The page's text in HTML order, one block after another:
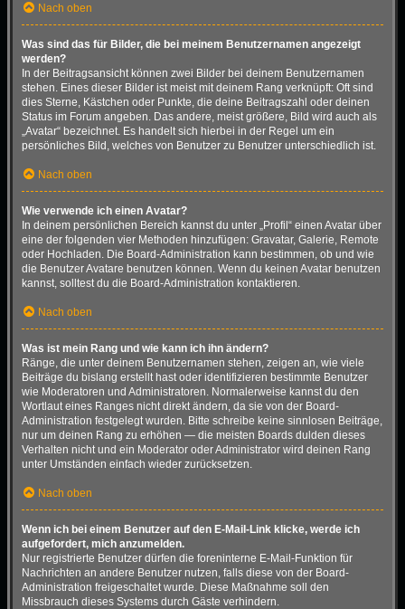
Nach oben
Was sind das für Bilder, die bei meinem Benutzernamen angezeigt
werden?
In der Beitragsansicht können zwei Bilder bei deinem Benutzernamen
stehen. Eines dieser Bilder ist meist mit deinem Rang verknüpft: Oft sind
dies Sterne, Kästchen oder Punkte, die deine Beitragszahl oder deinen
Status im Forum angeben. Das andere, meist größere, Bild wird auch als
„Avatar“ bezeichnet. Es handelt sich hierbei in der Regel um ein
persönliches Bild, welches von Benutzer zu Benutzer unterschiedlich ist.
Nach oben
Wie verwende ich einen Avatar?
In deinem persönlichen Bereich kannst du unter „Profil“ einen Avatar über
eine der folgenden vier Methoden hinzufügen: Gravatar, Galerie, Remote
oder Hochladen. Die Board-Administration kann bestimmen, ob und wie
die Benutzer Avatare benutzen können. Wenn du keinen Avatar benutzen
kannst, solltest du die Board-Administration kontaktieren.
Nach oben
Was ist mein Rang und wie kann ich ihn ändern?
Ränge, die unter deinem Benutzernamen stehen, zeigen an, wie viele
Beiträge du bislang erstellt hast oder identifizieren bestimmte Benutzer
wie Moderatoren und Administratoren. Normalerweise kannst du den
Wortlaut eines Ranges nicht direkt ändern, da sie von der Board-
Administration festgelegt wurden. Bitte schreibe keine sinnlosen Beiträge,
nur um deinen Rang zu erhöhen — die meisten Boards dulden dieses
Verhalten nicht und ein Moderator oder Administrator wird deinen Rang
unter Umständen einfach wieder zurücksetzen.
Nach oben
Wenn ich bei einem Benutzer auf den E-Mail-Link klicke, werde ich
aufgefordert, mich anzumelden.
Nur registrierte Benutzer dürfen die foreninterne E-Mail-Funktion für
Nachrichten an andere Benutzer nutzen, falls diese von der Board-
Administration freigeschaltet wurde. Diese Maßnahme soll den
Missbrauch dieses Systems durch Gäste verhindern.